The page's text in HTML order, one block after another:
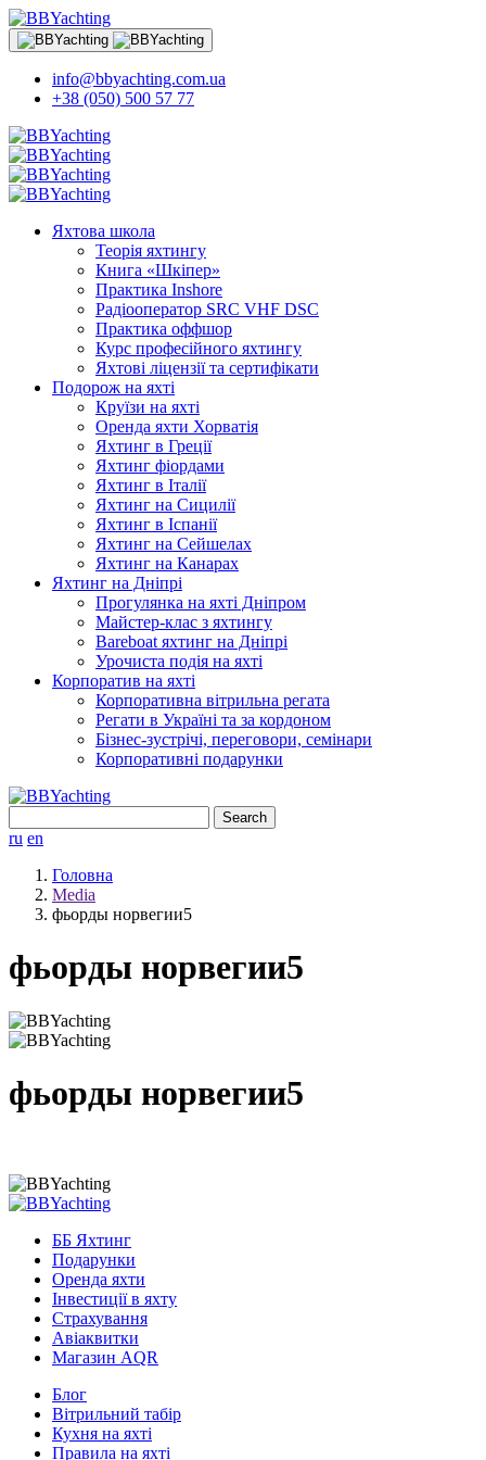
info@bbyachting.com.ua
+38 (050) 500 57 77
Яхтова школа
Теорія яхтингу
Книга «Шкіпер»
Практика Inshore
Радіооператор SRC VHF DSC
Практика оффшор
Курс професійного яхтингу
Яхтові ліцензії та сертифікати
Подорож на яхті
Круїзи на яхті
Оренда яхти Хорватія
Яхтинг в Греції
Яхтинг фіордами
Яхтинг в Італії
Яхтинг на Сицилії
Яхтинг в Іспанії
Яхтинг на Сейшелах
Яхтинг на Канарах
Яхтинг на Дніпрі
Прогулянка на яхті Дніпром
Майстер-клас з яхтингу
Bareboat яхтинг на Дніпрі
Урочиста подія на яхті
Корпоратив на яхті
Корпоративна вітрильна регата
Регати в Україні та за кордоном
Бізнес-зустрічі, переговори, семінари
Корпоративні подарунки
for:
ru en
Головна
Media
фьорды норвегии5
фьорды норвегии5
фьорды норвегии5
ББ Яхтинг
Подарунки
Оренда яхти
Інвестиції в яхту
Страхування
Авіаквитки
Магазин AQR
Блог
Вітрильний табір
Кухня на яхті
Правила на яхті